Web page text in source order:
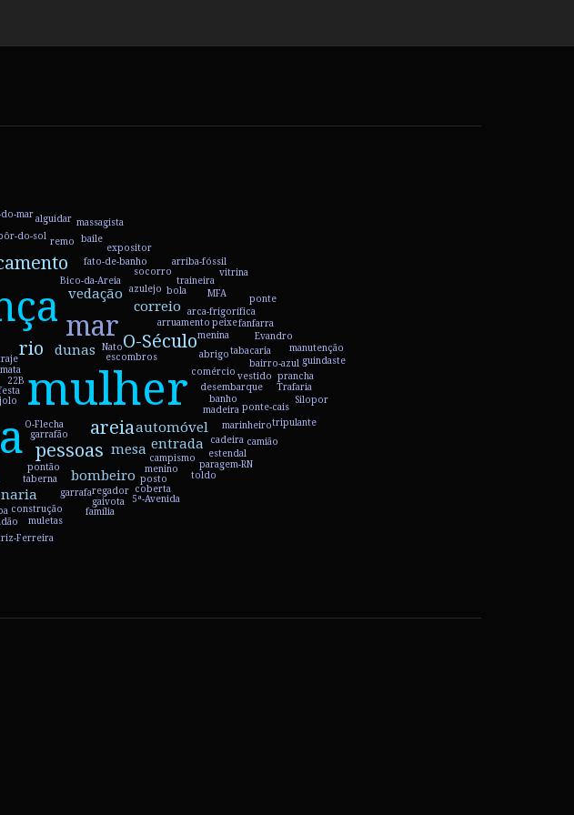
mulher
mar
pessoas
rio
areia
O-Século
dunas
automóvel
vedação
correio
entrada
bombeiro
mesa
arruamento
mata
Bico-da-Areia
desembarque
pontão
O-Flecha
fato-de-banho
madeira
menino
abrigo
bola
campismo
comércio
escombros
cadeira
peixe
banho
ponte-cais
marinheiro
menina
remo
regador
taberna
arca-frigorífica
traineira
tabacaria
construção
garrafão
socorro
bairro-azul
gaivota
do-sol
vestido
expositor
posto
baile
coberta
Trafaria
toldo
MFA
paragem-RN
camião
garrafa
azulejo
estendal
do-mar
fanfarra
Evandro
massagista
5ª-Avenida
muletas
vitrina
22B
família
guindaste
Ferreira
alguidar
arriba-fóssil
Silopor
manutenção
prancha
ponte
tripulante
Nato
vista
margem